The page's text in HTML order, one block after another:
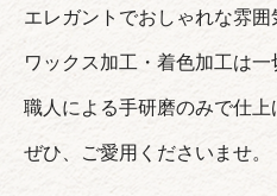
エレガントでおしゃれな雰囲
ワックス加工・着色加工は一
職人による手研磨のみで仕上
ぜひ、ご愛用くださいませ。